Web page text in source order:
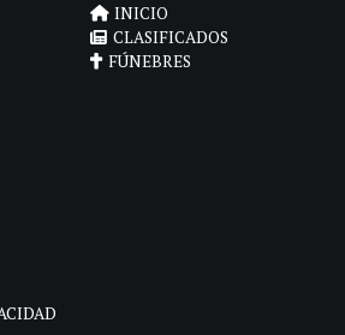
INICIO
CLASIFICADOS
FÚNEBRES